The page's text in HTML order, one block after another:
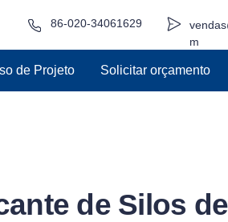
m
86-020-34061629
de Projeto Solicitar orçamento
de Silos